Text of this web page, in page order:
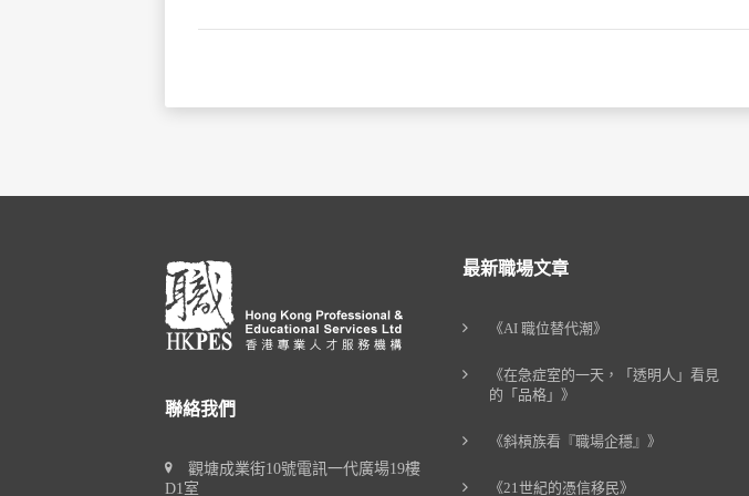
聯絡我們
觀塘成業街10號電訊一代廣場19樓
D1室
最新職場文章
《AI 職位替代潮》
《在急症室的一天，「透明人」看見
的「品格」》
《斜槓族看『職場企穩』》
《21世紀的憑信移民》